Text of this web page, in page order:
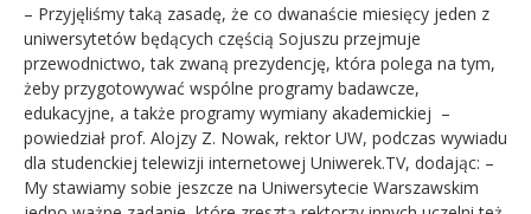
– Przyjęliśmy taką zasadę, że co dwanaście miesięcy jeden z
uniwersytetów będących częścią Sojuszu przejmuje
przewodnictwo, tak zwaną prezydencję, która polega na tym,
żeby przygotowywać wspólne programy badawcze,
edukacyjne, a także programy wymiany akademickiej –
powiedział prof. Alojzy Z. Nowak, rektor UW, podczas wywiadu
dla studenckiej telewizji internetowej Uniwerek.TV, dodając: –
My stawiamy sobie jeszcze na Uniwersytecie Warszawskim